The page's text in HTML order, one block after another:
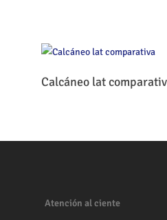
Leer Más
Calcáneo lat
Atención al ciente